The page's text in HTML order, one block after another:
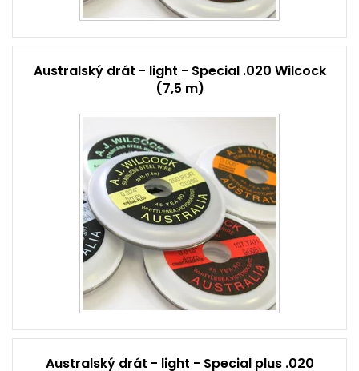
Australský drát - light - Special .020 Wilcock
(7,5 m)
Australský drát - light - Special plus .020